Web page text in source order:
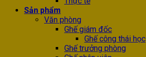
Sản phẩm
Văn phòng
Ghế giám đốc
Ghế công thái học
Ghế trưởng phòng